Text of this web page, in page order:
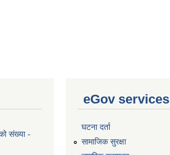
संख्या -
eGov services
घटना दर्ता
सामाजिक सुरक्षा